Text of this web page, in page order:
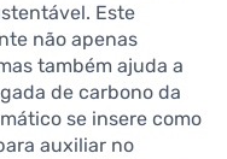
Este
não apenas
também ajuda a
de carbono da
se insere como
auxiliar no